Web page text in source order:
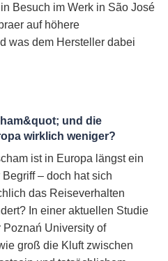
Besuch im Werk in São José
auf höhere
was dem Hersteller dabei
und die
wirklich weniger?
ist in Europa längst ein
Begriff – doch hat sich
das Reiseverhalten
In einer aktuellen Studie
Poznań University of
groß die Kluft zwischen